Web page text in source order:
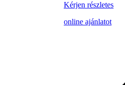
Kérjen részletes
online ajánlatot